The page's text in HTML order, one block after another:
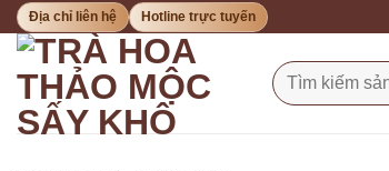
Bỏ
qua
dung
Địa chỉ liên hệ Hotline trực tuyến
Tìm
kiếm: